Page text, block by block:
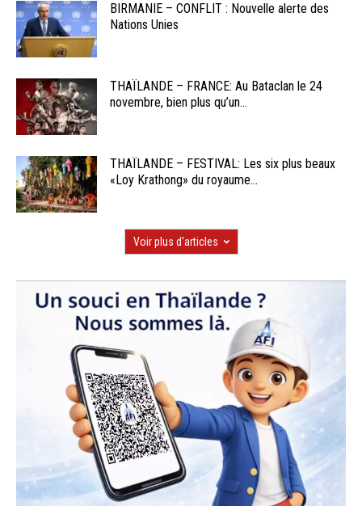
BIRMANIE – CONFLIT : Nouvelle alerte des
Nations Unies
THAÏLANDE – FRANCE: Au Bataclan le 24
novembre, bien plus qu’un...
THAÏLANDE – FESTIVAL: Les six plus beaux
«Loy Krathong» du royaume...
Voir plus d'articles